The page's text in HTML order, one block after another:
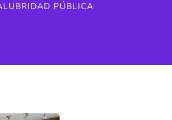
PÚBLICA